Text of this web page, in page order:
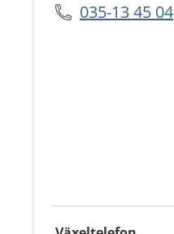
035-13 45 04